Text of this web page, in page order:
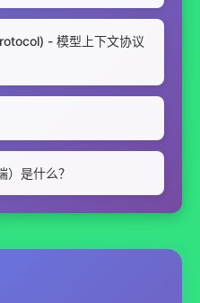
- 模型上下文协议
是什么？